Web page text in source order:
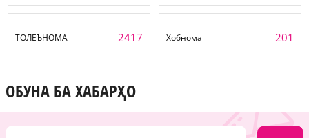
ТОЛЕЪНОМА 2417 Хобнома 201
ОБУНА БА ХАБАРҲО